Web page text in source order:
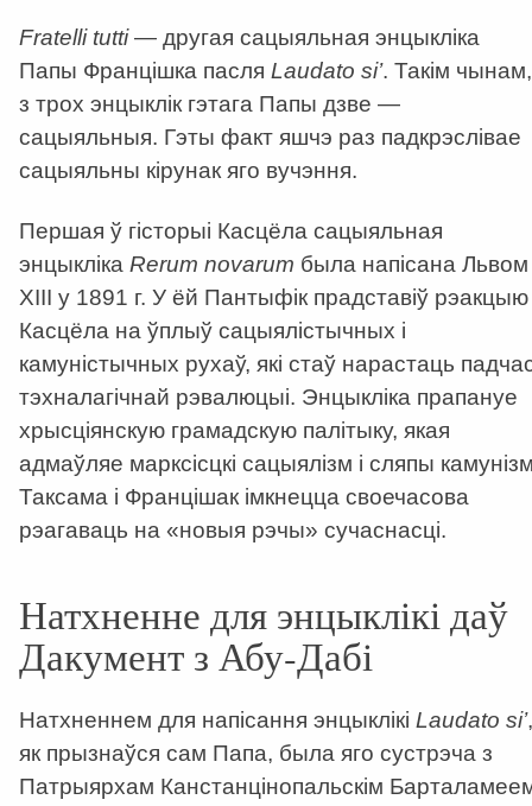
Fratelli tutti— другая сацыяльная энцыкліка
Папы Францішка пасля Laudato si’. Такім чынам,
з трох энцыклік гэтага Папы дзве —
сацыяльныя. Гэты факт яшчэ раз падкрэслівае
сацыяльны кірунак яго вучэння.
Першая ў гісторыі Касцёла сацыяльная
энцыкліка Rerum novarum была напісана Львом
ХІІІ у 1891 г. У ёй Пантыфік прадставіў рэакцыю
Касцёла на ўплыў сацыялістычных і
камуністычных рухаў, які стаў нарастаць
тэхналагічнай рэвалюцыі. Энцыкліка прапануе
хрысціянскую грамадскую палітыку, якая
адмаўляе марксісцкі сацыялізм і сляпы
Таксама і Францішак імкнецца своечасова
рэагаваць на «новыя рэчы» сучаснасці.
Натхненне для энцыклікі даў
Дакумент з Абу-Дабі
Натхненнем для напісання энцыклікі Laudato si’,
як прызнаўся сам Папа, была яго сустрэча з
Патрыярхам Канстанцінопальскім